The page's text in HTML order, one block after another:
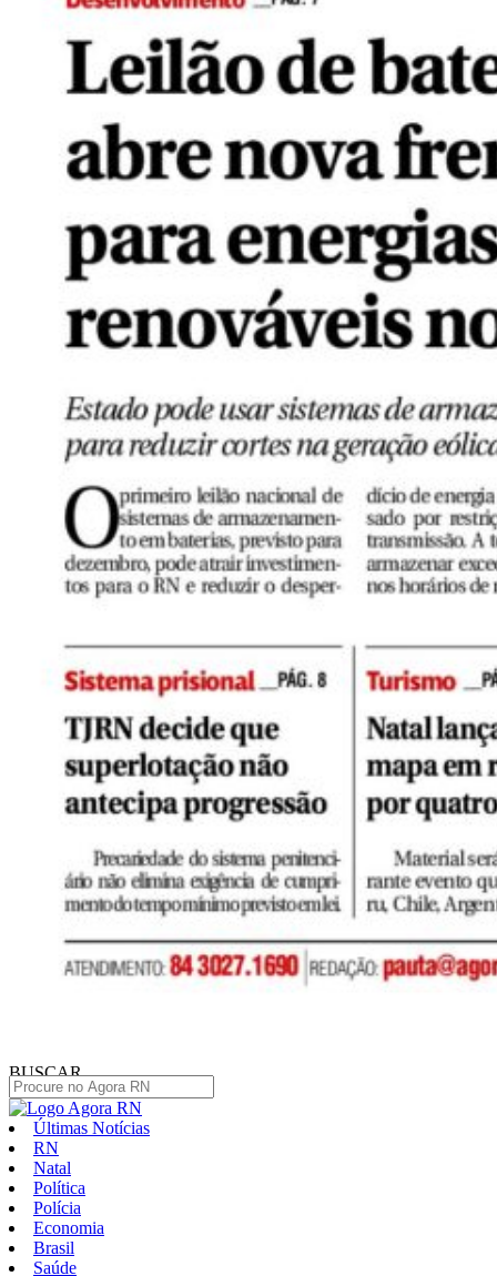
BUSCAR
Últimas Notícias
RN
Natal
Política
Polícia
Economia
Brasil
Saúde